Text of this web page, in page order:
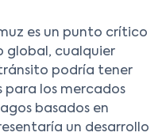
es un punto crítico
global, cualquier
podría tener
para los mercados
basados en
un desarrollo